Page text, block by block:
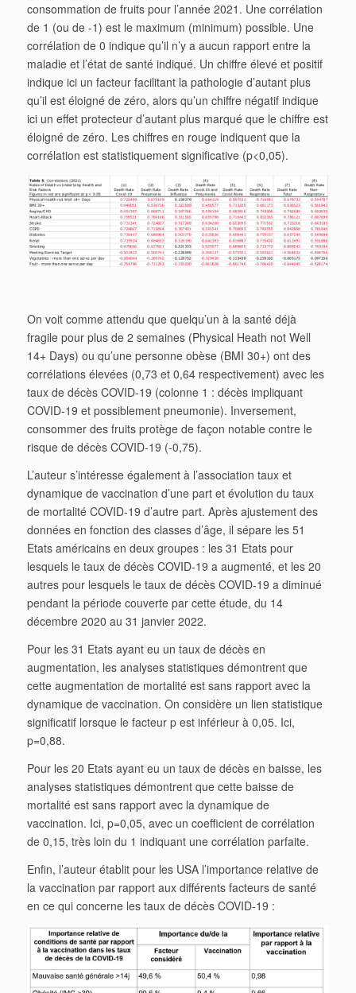
consommation de fruits pour l’année 2021. Une corrélation
de 1 (ou de -1) est le maximum (minimum) possible. Une
corrélation de 0 indique qu’il n’y a aucun rapport entre la
maladie et l’état de santé indiqué. Un chiffre élevé et positif
indique ici un facteur facilitant la pathologie d’autant plus
qu’il est éloigné de zéro, alors qu’un chiffre négatif indique
ici un effet protecteur d’autant plus marqué que le chiffre est
éloigné de zéro. Les chiffres en rouge indiquent que la
corrélation est statistiquement significative (p<0,05).
On voit comme attendu que quelqu’un à la santé déjà
fragile pour plus de 2 semaines (Physical Heath not Well
14+ Days) ou qu’une personne obèse (BMI 30+) ont des
corrélations élevées (0,73 et 0,64 respectivement) avec les
taux de décès COVID-19 (colonne 1 : décès impliquant
COVID-19 et possiblement pneumonie). Inversement,
consommer des fruits protège de façon notable contre le
risque de décès COVID-19 (-0,75).
L’auteur s’intéresse également à l’association taux et
dynamique de vaccination d’une part et évolution du taux
de mortalité COVID-19 d’autre part. Après ajustement des
données en fonction des classes d’âge, il sépare les 51
Etats américains en deux groupes : les 31 Etats pour
lesquels le taux de décès COVID-19 a augmenté, et les 20
autres pour lesquels le taux de décès COVID-19 a diminué
pendant la période couverte par cette étude, du 14
décembre 2020 au 31 janvier 2022.
Pour les 31 Etats ayant eu un taux de décès en
augmentation, les analyses statistiques démontrent que
cette augmentation de mortalité est sans rapport avec la
dynamique de vaccination. On considère un lien statistique
significatif lorsque le facteur p est inférieur à 0,05. Ici,
p=0,88.
Pour les 20 Etats ayant eu un taux de décès en baisse, les
analyses statistiques démontrent que cette baisse de
mortalité est sans rapport avec la dynamique de
vaccination. Ici, p=0,05, avec un coefficient de corrélation
de 0,15, très loin du 1 indiquant une corrélation parfaite.
Enfin, l’auteur établit pour les USA l’importance relative de
la vaccination par rapport aux différents facteurs de santé
en ce qui concerne les taux de décès COVID-19 :